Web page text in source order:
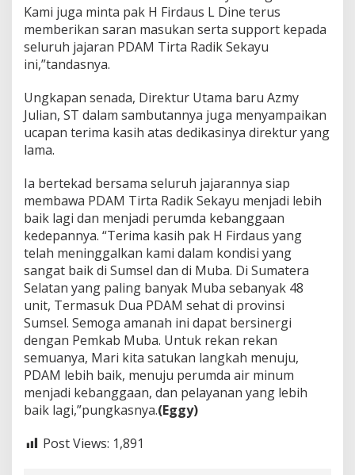
Kami juga minta pak H Firdaus L Dine terus
memberikan saran masukan serta support kepada
seluruh jajaran PDAM Tirta Radik Sekayu
ini,”tandasnya.
Ungkapan senada, Direktur Utama baru Azmy
Julian, ST dalam sambutannya juga menyampaikan
ucapan terima kasih atas dedikasinya direktur yang
lama.
Ia bertekad bersama seluruh jajarannya siap
membawa PDAM Tirta Radik Sekayu menjadi lebih
baik lagi dan menjadi perumda kebanggaan
kedepannya. “Terima kasih pak H Firdaus yang
telah meninggalkan kami dalam kondisi yang
sangat baik di Sumsel dan di Muba. Di Sumatera
Selatan yang paling banyak Muba sebanyak 48
unit, Termasuk Dua PDAM sehat di provinsi
Sumsel. Semoga amanah ini dapat bersinergi
dengan Pemkab Muba. Untuk rekan rekan
semuanya, Mari kita satukan langkah menuju,
PDAM lebih baik, menuju perumda air minum
menjadi kebanggaan, dan pelayanan yang lebih
baik lagi,”pungkasnya.(Eggy)
Post Views: 1,891